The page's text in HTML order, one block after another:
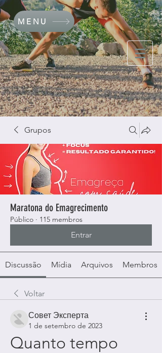
MENU
Grupos
Maratona do Emagrecimento
Público · 115 membros
Entrar
Discussão Mídia Arquivos Membros
Voltar
Совет Эксперта
1 de setembro de 2023
Quanto tempo